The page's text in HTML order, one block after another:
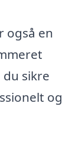
også en
sikre
og